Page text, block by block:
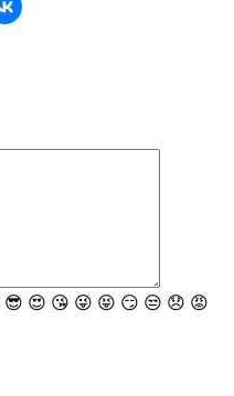
😎 😍 😘 😜 😝 😏 😒 😞 😡